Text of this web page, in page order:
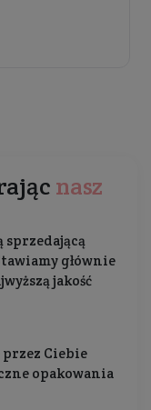
nasz
sprzedającą
głównie
jakość
przez Ciebie
opakowania